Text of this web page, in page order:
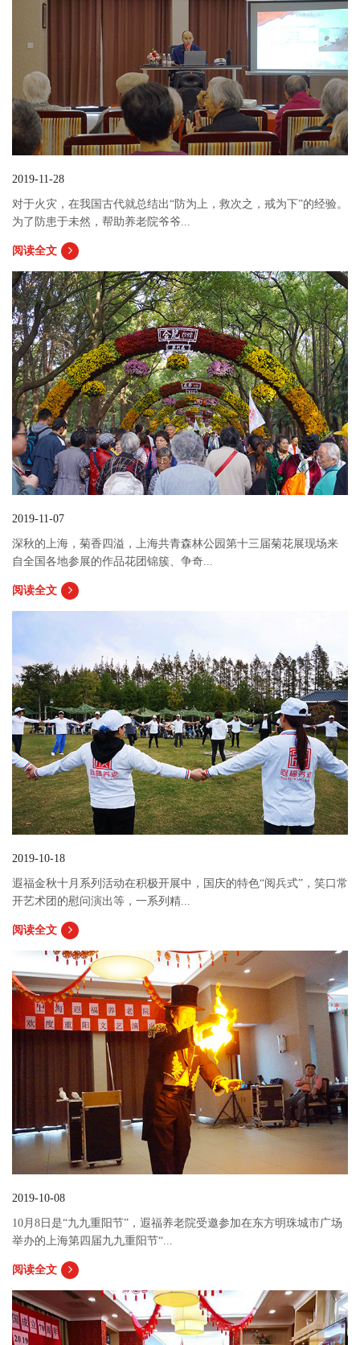
2019-11-28
对于火灾，在我国古代就总结出“防为上，救次之，戒为下”的经验。
为了防患于未然，帮助养老院爷爷...
阅读全文
2019-11-07
深秋的上海，菊香四溢，上海共青森林公园第十三届菊花展现场来
自全国各地参展的作品花团锦簇、争奇...
阅读全文
2019-10-18
遐福金秋十月系列活动在积极开展中，国庆的特色“阅兵式”，笑口常
开艺术团的慰问演出等，一系列精...
阅读全文
2019-10-08
10月8日是“九九重阳节”，遐福养老院受邀参加在东方明珠城市广场
举办的上海第四届九九重阳节“...
阅读全文